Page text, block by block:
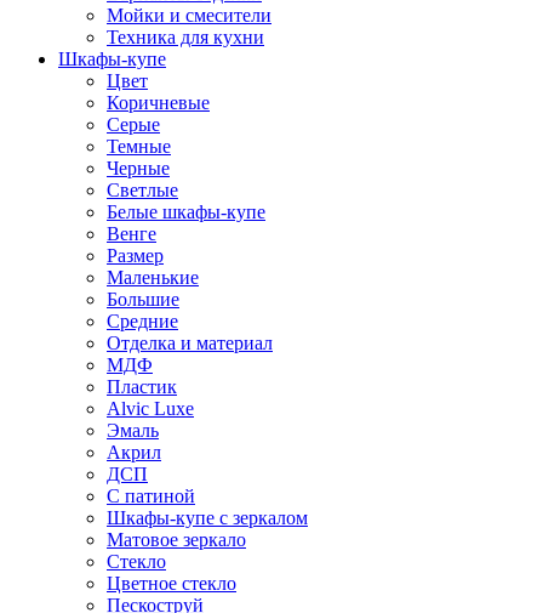
Мойки и смесители
Техника для кухни
Шкафы-купе
Цвет
Коричневые
Серые
Темные
Черные
Светлые
Белые шкафы-купе
Венге
Размер
Маленькие
Большие
Средние
Отделка и материал
МДФ
Пластик
Alvic Luxe
Эмаль
Акрил
ДСП
С патиной
Шкафы-купе с зеркалом
Матовое зеркало
Стекло
Цветное стекло
Пескоструй